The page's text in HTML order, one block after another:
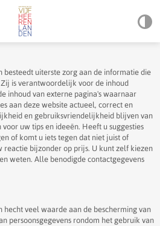
uiterste zorg aan de informatie die
is verantwoordelijk voor de inhoud
inhoud van externe pagina's waarnaar
aan deze website actueel, correct en
en gebruiksvriendelijkheid blijven van
uw tips en ideeën. Heeft u suggesties
of komt u iets tegen dat niet juist of
reactie bijzonder op prijs. U kunt zelf kiezen
weten. Alle benodigde contactgegevens
veel waarde aan de bescherming van
persoonsgegevens rondom het gebruik van